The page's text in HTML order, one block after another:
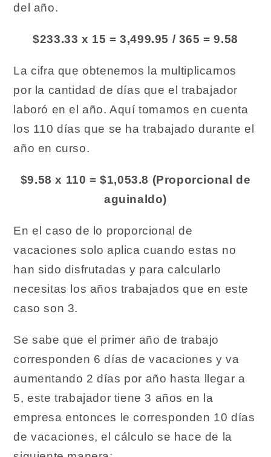
del año.
$233.33 x 15 = 3,499.95 / 365 = 9.58
La cifra que obtenemos la multiplicamos
por la cantidad de días que el trabajador
laboró en el año. Aquí tomamos en cuenta
los 110 días que se ha trabajado durante el
año en curso.
$9.58 x 110 = $1,053.8 (Proporcional de
aguinaldo)
En el caso de lo proporcional de
vacaciones solo aplica cuando estas no
han sido disfrutadas y para calcularlo
necesitas los años trabajados que en este
caso son 3.
Se sabe que el primer año de trabajo
corresponden 6 días de vacaciones y va
aumentando 2 días por año hasta llegar a
5, este trabajador tiene 3 años en la
empresa entonces le corresponden 10 días
de vacaciones, el cálculo se hace de la